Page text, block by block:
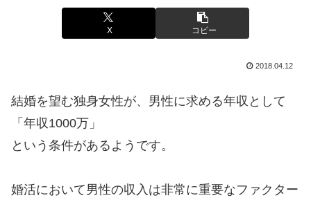
X コピー
2018.04.12
結婚を望む独身女性が、男性に求める年収として
「年収1000万」
という条件があるようです。
婚活において男性の収入は非常に重要なファクター